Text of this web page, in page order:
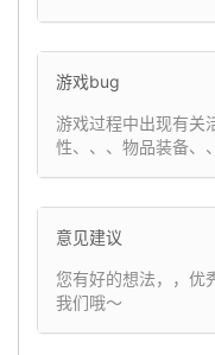
游戏bug
游戏过程中出现有关
性、、、物品装备、
意见建议
您有好的想法，，优
我们哦～